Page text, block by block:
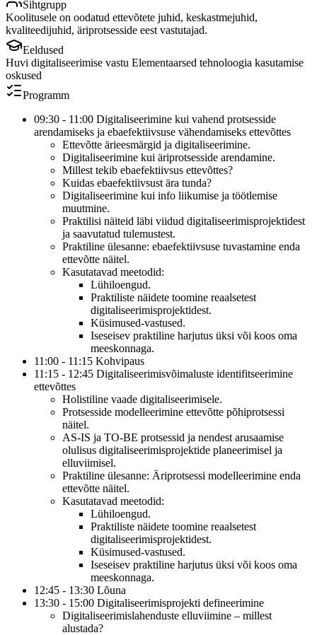
Sihtgrupp
Koolitusele on oodatud ettevõtete juhid, keskastmejuhid,
kvaliteedijuhid, äriprotsesside eest vastutajad.
Eeldused
Huvi digitaliseerimise vastu Elementaarsed tehnoloogia kasutamise
oskused
Programm
09:30 - 11:00 Digitaliseerimine kui vahend protsesside
arendamiseks ja ebaefektiivsuse vähendamiseks ettevõttes
Ettevõtte ärieesmärgid ja digitaliseerimine.
Digitaliseerimine kui äriprotsesside arendamine.
Millest tekib ebaefektiivsus ettevõttes?
Kuidas ebaefektiivsust ära tunda?
Digitaliseerimine kui info liikumise ja töötlemise
muutmine.
Praktilisi näiteid läbi viidud digitaliseerimisprojektidest
ja saavutatud tulemustest.
Praktiline ülesanne: ebaefektiivsuse tuvastamine enda
ettevõtte näitel.
Kasutatavad meetodid:
Lühiloengud.
Praktiliste näidete toomine reaalsetest
digitaliseerimisprojektidest.
Küsimused-vastused.
Iseseisev praktiline harjutus üksi või koos oma
meeskonnaga.
11:00 - 11:15 Kohvipaus
11:15 - 12:45 Digitaliseerimisvõimaluste identifitseerimine
ettevõttes
Holistiline vaade digitaliseerimisele.
Protsesside modelleerimine ettevõtte põhiprotsessi
näitel.
AS-IS ja TO-BE protsessid ja nendest arusaamise
olulisus digitaliseerimisprojektide planeerimisel ja
elluviimisel.
Praktiline ülesanne: Äriprotsessi modelleerimine enda
ettevõtte näitel.
Kasutatavad meetodid:
Lühiloengud.
Praktiliste näidete toomine reaalsetest
digitaliseerimisprojektidest.
Küsimused-vastused.
Iseseisev praktiline harjutus üksi või koos oma
meeskonnaga.
12:45 - 13:30 Lõuna
13:30 - 15:00 Digitaliseerimisprojekti defineerimine
Digitaliseerimislahenduste elluviimine – millest
alustada?